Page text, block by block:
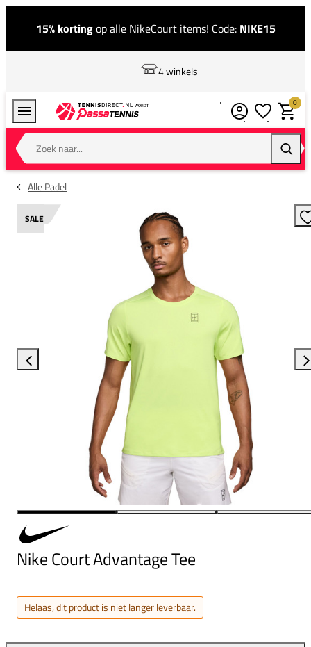
15% kortingop alle NikeCourt items! Code: NIKE15
4 winkels
Zoek naar...
0
Alle Padel
SALE
Nike Court Advantage Tee
Helaas, dit product is niet langer leverbaar.